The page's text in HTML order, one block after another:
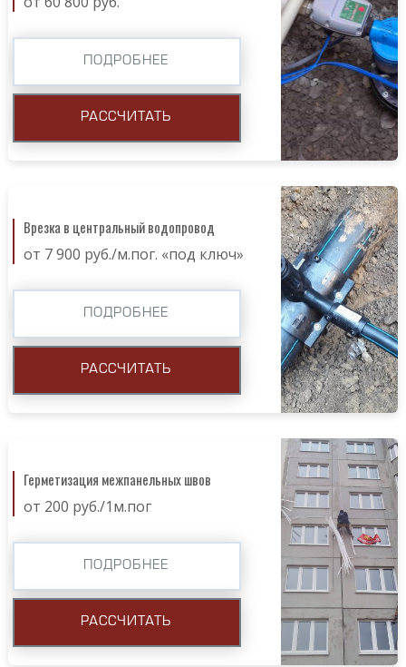
ПОДРОБНЕЕ
РАССЧИТАТЬ
Врезка в центральный водопровод
от 7 900 руб./м.пог. «под ключ»
ПОДРОБНЕЕ
РАССЧИТАТЬ
Герметизация межпанельных швов
от 200 руб./1м.пог
ПОДРОБНЕЕ
РАССЧИТАТЬ